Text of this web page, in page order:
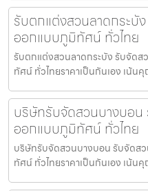
รับตกแต่งสวนลาดกระบั
ออกแบบภูมิทัศน์ ทั่วไทย
รับตกแต่งสวนลาดกระบัง รับจัด
ทัศน์ ทั่วไทยราคาเป็นกันเอง เน้
บริษัทรับจัดสวนบางบอ
ออกแบบภูมิทัศน์ ทั่วไทย
บริษัทรับจัดสวนบางบอน รับจัดส
ทัศน์ ทั่วไทยราคาเป็นกันเอง เน้